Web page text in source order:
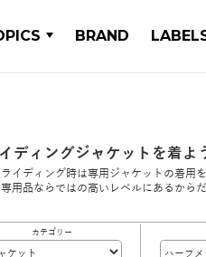
BRAND
ディングジャケットを着よ
イディング時は専用ジャケットの着
用品ならではの高いレベルにあるからだ
カテゴリー